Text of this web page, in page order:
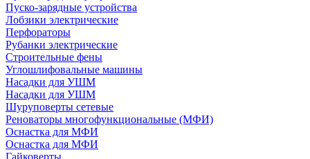
Пуско-зарядные устройства
Лобзики электрические
Перфораторы
Рубанки электрические
Строительные фены
Углошлифовальные машины
Насадки для УШМ
Насадки для УШМ
Шуруповерты сетевые
Реноваторы многофункциональные (МФИ)
Оснастка для МФИ
Оснастка для МФИ
Гайковерты